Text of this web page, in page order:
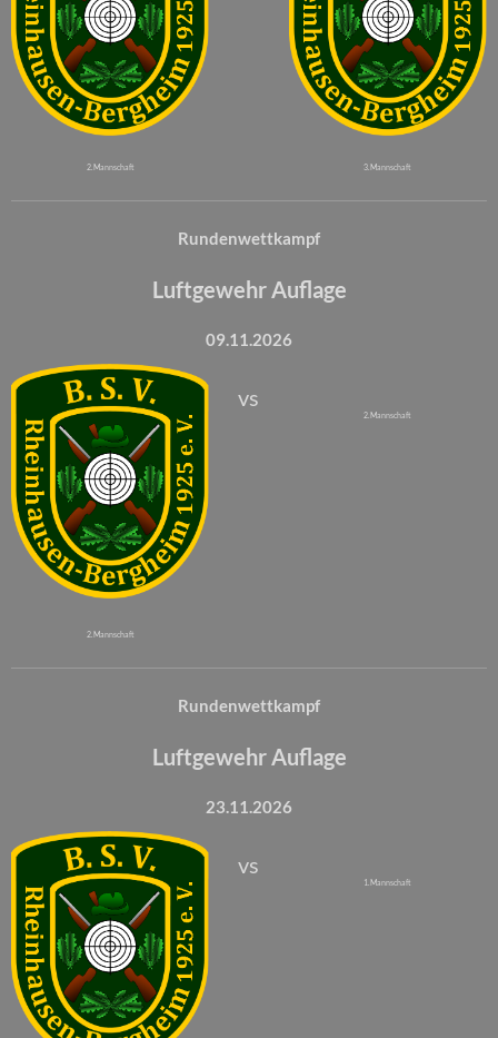
2. Mannschaft 3. Mannschaft
Rundenwettkampf
Luftgewehr Auflage
09.11.2026
2. Mannschaft
vs
2. Mannschaft
Rundenwettkampf
Luftgewehr Auflage
23.11.2026
vs
1. Mannschaft